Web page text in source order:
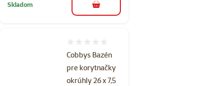
Skladom do košíka
Cobbys Bazén
pre korytnačky
okrúhly 26 x 7,5